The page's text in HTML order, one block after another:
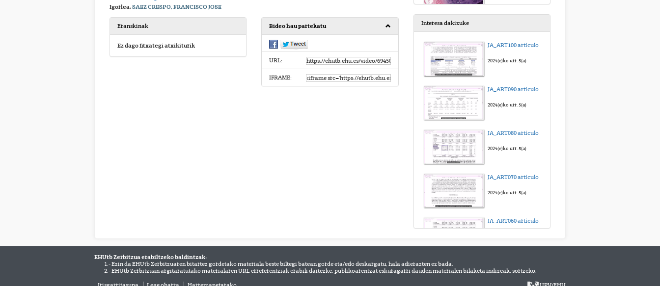
Igorlea:SAEZ CRESPO, FRANCISCO JOSE
Eranskinak
Ez dago fitxategi atxikiturik
Bideo hau partekatu
URL:
IFRAME:
Interesa dakizuke
JA_ART100 artículo para regresión multilineal_sub_eus
2024(e)ko urr. 5(a)
2024(e)ko urr. 5(a)
JA_ART080 artículo para Kruskal-Wallis_sub_eus
2024(e)ko urr. 5(a)
2024(e)ko urr. 5(a)
JA_ART060 artículo para ANOVA independiente_sub_eus
EHUtb Zerbitzua erabiltzeko baldintzak:
1.- Ezin da EHUtb Zerbitzuaren bitartez gordetako materiala beste biltegi batean gorde eta/edo deskargatu, hala adierazten ez bada.
2.- EHUtb Zerbitzuan argitaratutako materialaren URL erreferentziak erabili daitezke, publikoarentzat eskuragarri dauden materialen bilaketa indizeak, sortzeko.